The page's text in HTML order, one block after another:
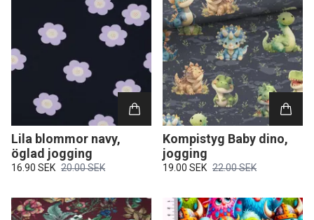
Lila blommor navy,
öglad jogging
16.90 SEK 20.00 SEK
Kompistyg Baby dino,
jogging
19.00 SEK 22.00 SEK